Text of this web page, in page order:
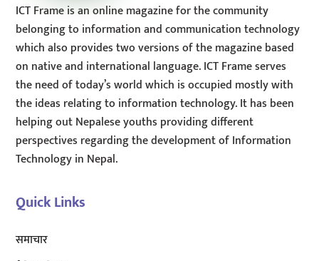
ICT Frame is an online magazine for the community
belonging to information and communication technology
which also provides two versions of the magazine based
on native and international language. ICT Frame serves
the need of today’s world which is occupied mostly with
the ideas relating to information technology. It has been
helping out Nepalese youths providing different
perspectives regarding the development of Information
Technology in Nepal.
Quick Links
समाचार